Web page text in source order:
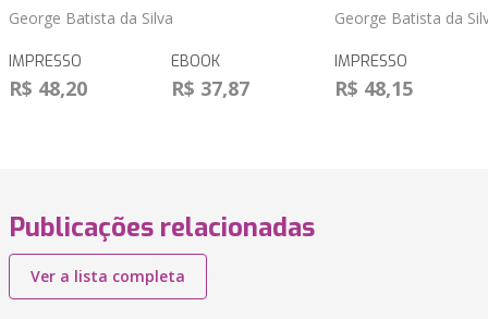
George Batista da Silva
IMPRESSO
R$ 48,20
EBOOK
R$ 37,87
George Batista da
IMPRESSO
R$ 48,15
Publicações relacionadas
Ver a lista completa